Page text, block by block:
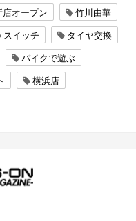
店オープン 竹川由華
スイッチ タイヤ交換
バイクで遊ぶ
横浜店